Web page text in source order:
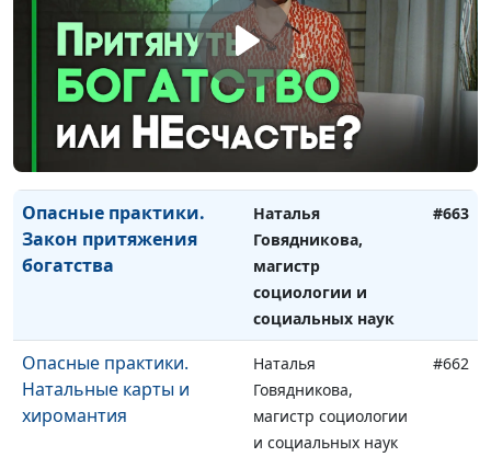
целительстве руками
магистр социологии
и социальных наук
Опасные практики.
Может ли тело
говорить?
Наталья
Говядникова,
магистр социологии
и социальных наук
#664
Опасные практики.
Закон притяжения
богатства
Наталья
Говядникова,
магистр
социологии и
социальных наук
#663
Опасные практики.
Натальные карты и
хиромантия
Наталья
Говядникова,
магистр социологии
и социальных наук
#662